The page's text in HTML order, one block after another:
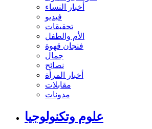
أخبار النساء
فيديو
تحقيقات
الأم والطفل
فنجان قهوة
جمال
نصائح
أخبار المرأة
مقابلات
مدونات
علوم وتكنولوجيا